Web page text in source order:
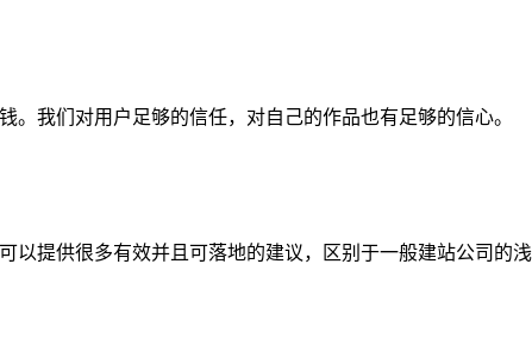
我们对用户足够的信任，对自己的作品也有足够的信心。
以提供很多有效并且可落地的建议，区别于一般建站公司的